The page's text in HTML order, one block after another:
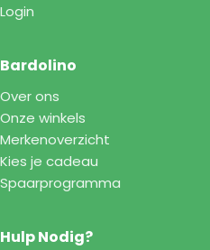
Login
Bardolino
Over ons
Onze winkels
Merkenoverzicht
Kies je cadeau
Spaarprogramma
Hulp Nodig?